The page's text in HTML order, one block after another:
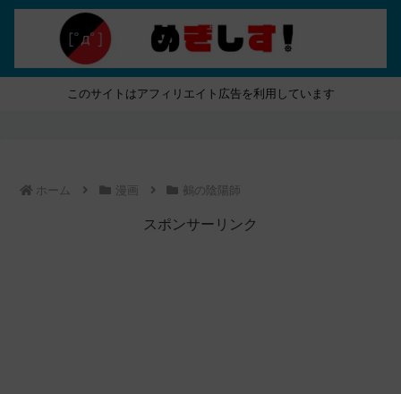
このサイトはアフィリエイト広告を利用しています
ホーム 漫画 鵺の陰陽師
スポンサーリンク